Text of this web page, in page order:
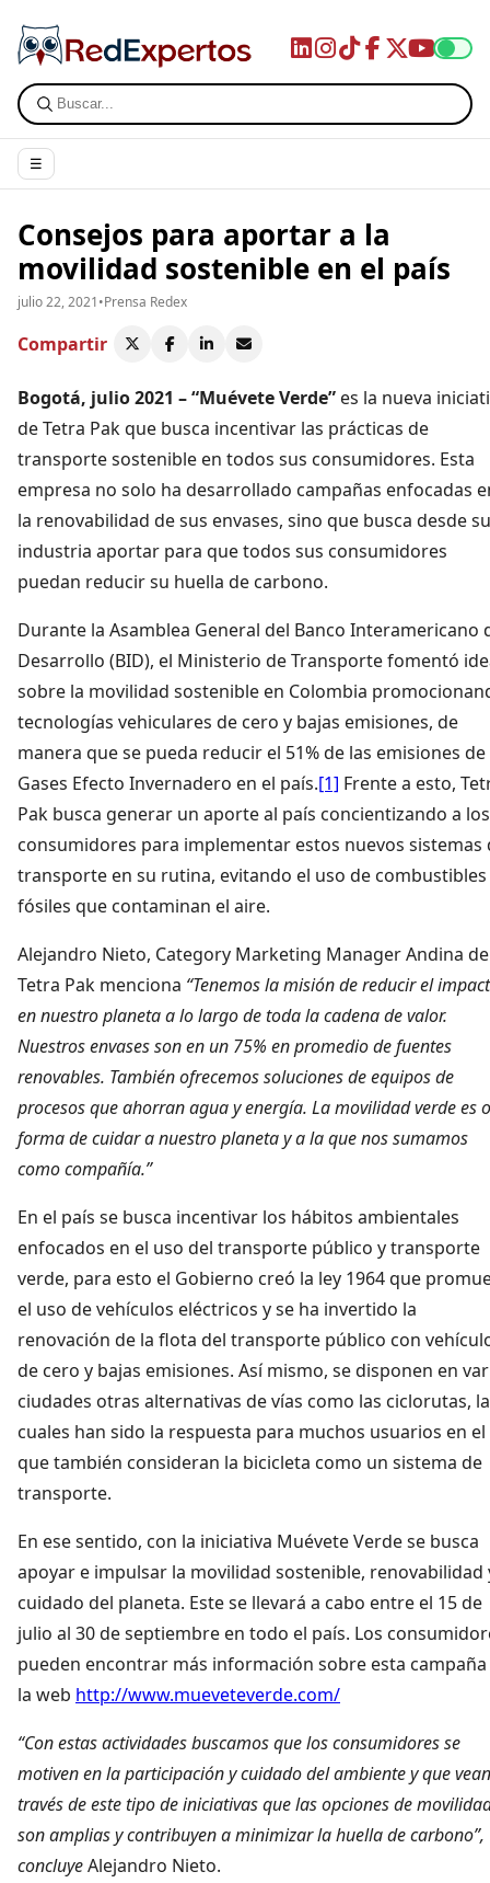
☰
Consejos para aportar a la
movilidad sostenible en el país
julio 22, 2021•Prensa Redex
Compartir
Bogotá, julio 2021 –“Muévete Verde” es la nueva
de Tetra Pak que busca incentivar las prácticas de
transporte sostenible en todos sus consumidores. Esta
empresa no solo ha desarrollado campañas enfocadas
la renovabilidad de sus envases, sino que busca desde su
industria aportar para que todos sus consumidores
puedan reducir su huella de carbono.
Durante la Asamblea General del Banco Interamericano
Desarrollo (BID), el Ministerio de Transporte fomentó
sobre la movilidad sostenible en Colombia
tecnologías vehiculares de cero y bajas emisiones, de
manera que se pueda reducir el 51% de las emisiones de
Gases Efecto Invernadero en el país.[1] Frente a esto,
Pak busca generar un aporte al país concientizando a los
consumidores para implementar estos nuevos sistemas
transporte en su rutina, evitando el uso de combustibles
fósiles que contaminan el aire.
Alejandro Nieto, Category Marketing Manager Andina de
Tetra Pak menciona “Tenemos la misión de reducir el
en nuestro planeta a lo largo de toda la cadena de valor.
Nuestros envases son en un 75% en promedio de fuentes
renovables. También ofrecemos soluciones de equipos de
procesos que ahorran agua y energía. La movilidad verde es
forma de cuidar a nuestro planeta y a la que nos sumamos
como compañía.”
En el país se busca incentivar los hábitos ambientales
enfocados en el uso del transporte público y transporte
verde, para esto el Gobierno creó la ley 1964 que
el uso de vehículos eléctricos y se ha invertido la
renovación de la flota del transporte público con
de cero y bajas emisiones. Así mismo, se disponen en
ciudades otras alternativas de vías como las ciclorutas,
cuales han sido la respuesta para muchos usuarios en el
que también consideran la bicicleta como un sistema de
transporte.
En ese sentido, con la iniciativa Muévete Verde se busca
apoyar e impulsar la movilidad sostenible, renovabilidad
cuidado del planeta. Este se llevará a cabo entre el 15 de
julio al 30 de septiembre en todo el país. Los
pueden encontrar más información sobre esta
la web http://www.mueveteverde.com/
“Con estas actividades buscamos que los consumidores se
motiven en la participación y cuidado del ambiente y que
través de este tipo de iniciativas que las opciones de
son amplias y contribuyen a minimizar la huella de carbono”,
concluyeAlejandro Nieto.